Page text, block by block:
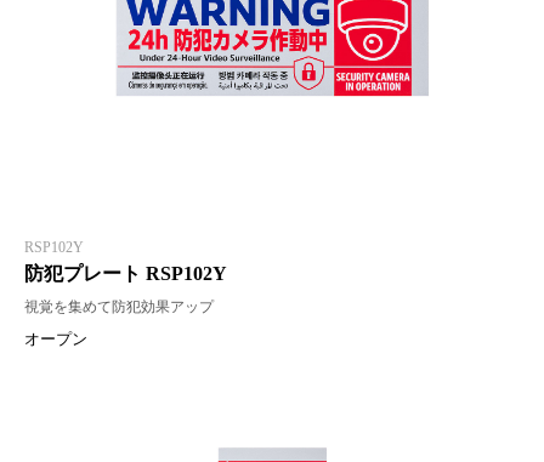
RSP102Y
防犯プレート RSP102Y
視覚を集めて防犯効果アップ
オープン